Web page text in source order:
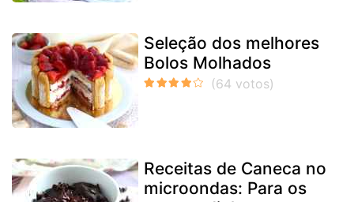
Seleção dos melhores
Bolos Molhados
Receitas de Caneca no
microondas: Para os